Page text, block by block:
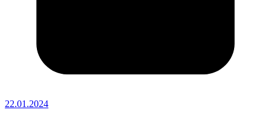
22.01.2024